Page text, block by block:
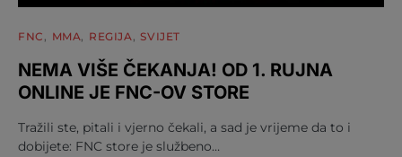
FNC MMA REGIJA SVIJET
NEMA VIŠE ČEKANJA! OD 1. RUJNA
ONLINE JE FNC-OV STORE
Tražili ste, pitali i vjerno čekali, a sad je vrijeme da to i
dobijete: FNC store je službeno…